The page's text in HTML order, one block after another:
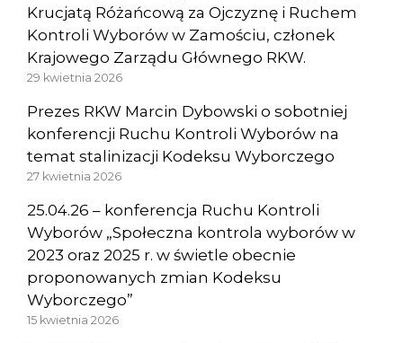
Krucjatą Różańcową za Ojczyznę i Ruchem
Kontroli Wyborów w Zamościu, członek
Krajowego Zarządu Głównego RKW.
29 kwietnia 2026
Prezes RKW Marcin Dybowski o sobotniej
konferencji Ruchu Kontroli Wyborów na
temat stalinizacji Kodeksu Wyborczego
27 kwietnia 2026
25.04.26 – konferencja Ruchu Kontroli
Wyborów „Społeczna kontrola wyborów w
2023 oraz 2025 r. w świetle obecnie
proponowanych zmian Kodeksu
Wyborczego”
15 kwietnia 2026